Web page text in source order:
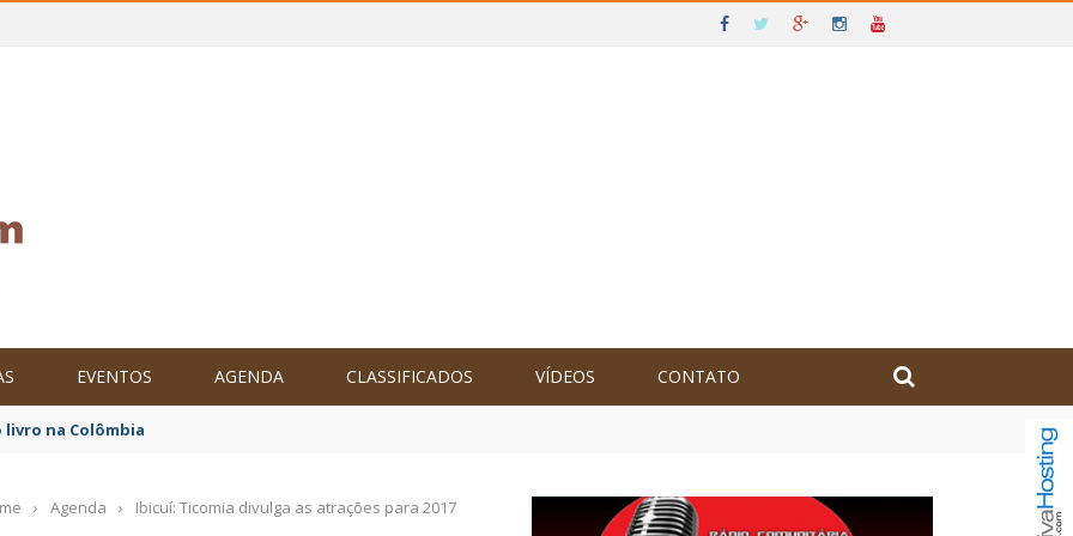
EVENTOS AGENDA CLASSIFICADOS VÍDEOS CONTATO
o Brasil no XXIV Parlamento Internacional de Escritores, na Colômbia
› Agenda › Ibicuí: Ticomia divulga as atrações para 2017